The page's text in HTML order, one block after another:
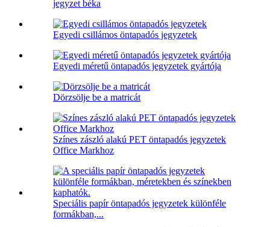
jegyzet béka
Egyedi csillámos öntapadós jegyzetek
Egyedi méretű öntapadós jegyzetek gyártója
Dörzsölje be a matricát
Színes zászló alakú PET öntapadós jegyzetek
Office Markhoz
Speciális papír öntapadós jegyzetek különféle
formákban,...